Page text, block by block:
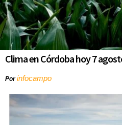
Clima en Córdoba hoy 7
Porinfocampo